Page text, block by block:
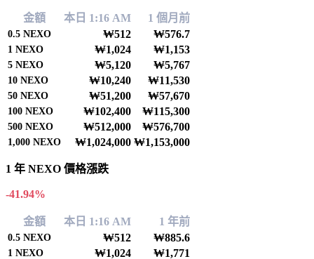
金額 本日 1:16 AM 1 個月前
0.5 NEXO ₩512 ₩576.7
1 NEXO ₩1,024 ₩1,153
5 NEXO ₩5,120 ₩5,767
10 NEXO ₩10,240 ₩11,530
50 NEXO ₩51,200 ₩57,670
100 NEXO ₩102,400 ₩115,300
500 NEXO ₩512,000 ₩576,700
1,000 NEXO ₩1,024,000 ₩1,153,000
1 年 NEXO 價格漲跌
-41.94%
金額 本日 1:16 AM 1 年前
0.5 NEXO ₩512 ₩885.6
1 NEXO ₩1,024 ₩1,771